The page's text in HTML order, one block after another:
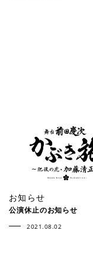
お知らせ
公演休止のお知らせ
2021.08.02